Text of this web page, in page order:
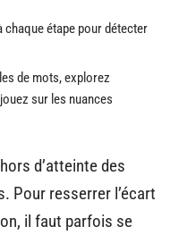
chaque étape pour détecter
de mots, explorez
sur les nuances
d’atteinte des
Pour resserrer l’écart
il faut parfois se